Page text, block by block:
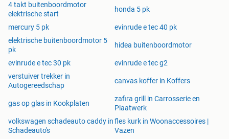
4 takt buitenboordmotor
elektrische start
honda 5 pk
mercury 5 pk
evinrude e tec 40 pk
elektrische buitenboordmotor 5
pk
hidea buitenboordmotor
evinrude e tec 30 pk
evinrude e tec g2
verstuiver trekker in
Autogereedschap
canvas koffer in Koffers
gas op glas in Kookplaten
zafira grill in Carrosserie en
Plaatwerk
volkswagen schadeauto caddy in
Schadeauto's
fles kurk in Woonaccessoires |
Vazen